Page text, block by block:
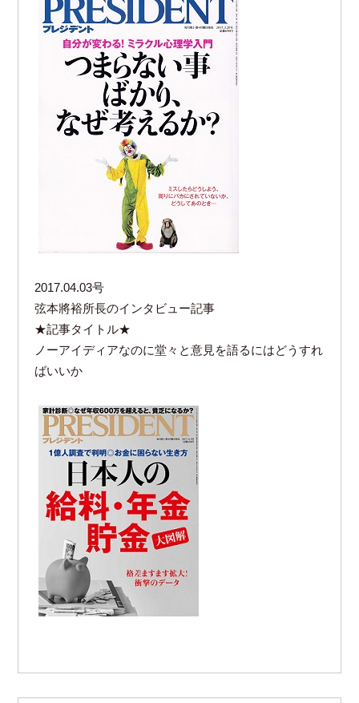
2017.04.03号
弦本將裕所長のインタビュー記事
★記事タイトル★
ノーアイディアなのに堂々と意見を語るにはどうすれ
ばいいか